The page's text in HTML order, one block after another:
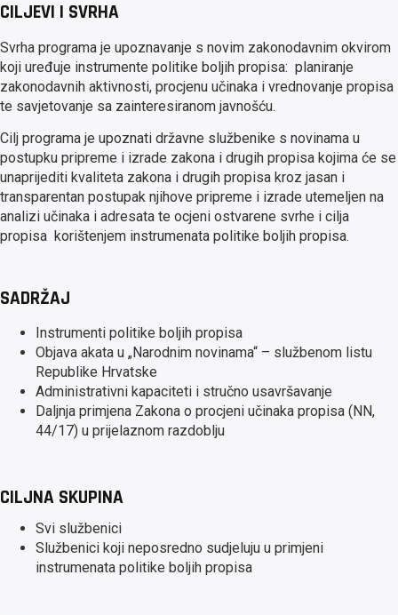
CILJEVI I SVRHA
Svrha programa je upoznavanje s novim zakonodavnim okvirom
koji uređuje instrumente politike boljih propisa: planiranje
zakonodavnih aktivnosti, procjenu učinaka i vrednovanje propisa
te savjetovanje sa zainteresiranom javnošću.
Cilj programa je upoznati državne službenike s novinama u
postupku pripreme i izrade zakona i drugih propisa kojima će se
unaprijediti kvaliteta zakona i drugih propisa kroz jasan i
transparentan postupak njihove pripreme i izrade utemeljen na
analizi učinaka i adresata te ocjeni ostvarene svrhe i cilja
propisa korištenjem instrumenata politike boljih propisa.
SADRŽAJ
Instrumenti politike boljih propisa
Objava akata u „Narodnim novinama“ – službenom listu
Republike Hrvatske
Administrativni kapaciteti i stručno usavršavanje
Daljnja primjena Zakona o procjeni učinaka propisa (NN,
44/17) u prijelaznom razdoblju
CILJNA SKUPINA
Svi službenici
Službenici koji neposredno sudjeluju u primjeni
instrumenata politike boljih propisa